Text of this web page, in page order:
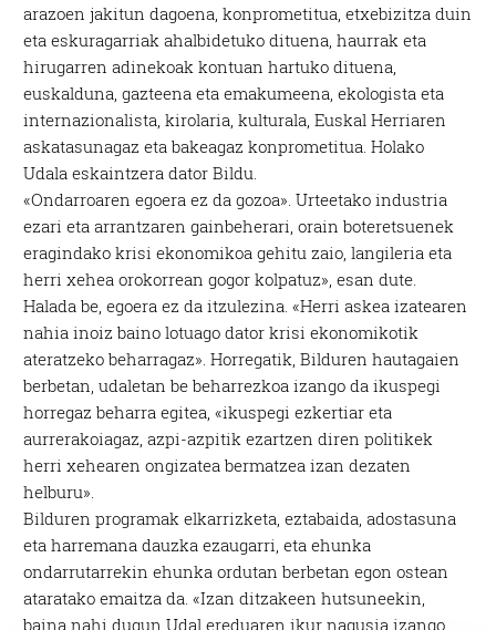
arazoen jakitun dagoena, konprometitua, etxebizitza duin
eta eskuragarriak ahalbidetuko dituena, haurrak eta
hirugarren adinekoak kontuan hartuko dituena,
euskalduna, gazteena eta emakumeena, ekologista eta
internazionalista, kirolaria, kulturala, Euskal Herriaren
askatasunagaz eta bakeagaz konprometitua. Holako
Udala eskaintzera dator Bildu.
«Ondarroaren egoera ez da gozoa». Urteetako industria
ezari eta arrantzaren gainbeherari, orain boteretsuenek
eragindako krisi ekonomikoa gehitu zaio, langileria eta
herri xehea orokorrean gogor kolpatuz», esan dute.
Halada be, egoera ez da itzulezina. «Herri askea izatearen
nahia inoiz baino lotuago dator krisi ekonomikotik
ateratzeko beharragaz». Horregatik, Bilduren hautagaien
berbetan, udaletan be beharrezkoa izango da ikuspegi
horregaz beharra egitea, «ikuspegi ezkertiar eta
aurrerakoiagaz, azpi-azpitik ezartzen diren politikek
herri xehearen ongizatea bermatzea izan dezaten
helburu».
Bilduren programak elkarrizketa, eztabaida, adostasuna
eta harremana dauzka ezaugarri, eta ehunka
ondarrutarrekin ehunka ordutan berbetan egon ostean
ataratako emaitza da. «Izan ditzakeen hutsuneekin,
baina nahi dugun Udal ereduaren ikur nagusia izango